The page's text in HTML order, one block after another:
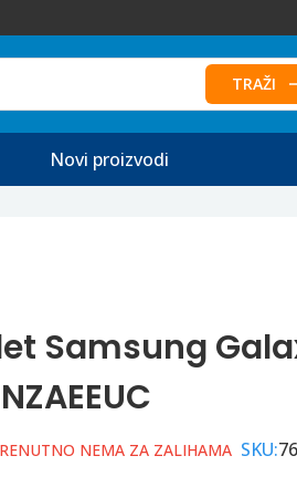
TRAŽI
Novi proizvodi
Samsung
NEMA ZA ZALIHAMA SKU: